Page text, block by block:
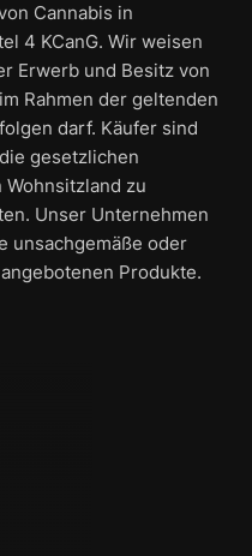
Cannabis in
4 KCanG. Wir weisen
Erwerb und Besitz von
Rahmen der geltenden
darf. Käufer sind
gesetzlichen
zu
Unser Unternehmen
unsachgemäße oder
Produkte.